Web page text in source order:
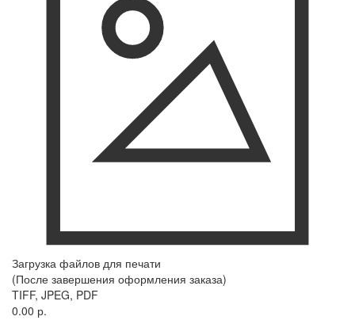
Загрузка файлов для печати
(После завершения оформления заказа)
TIFF, JPEG, PDF
0.00 р.